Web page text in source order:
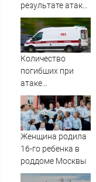
результате атаки
дронов ВСУ на
Нижнекамск -
Новости на
Вести.ru
Количество
погибших при
атаке
беспилотников на
Нижнекамск
выросло до 13
Женщина родила
16-го ребенка в
роддоме Москвы